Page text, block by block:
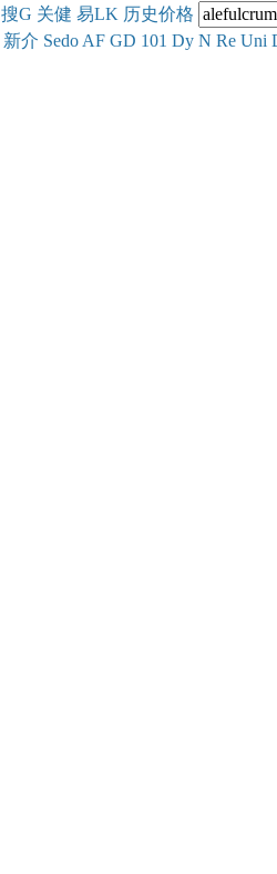
搜G 关健 易LK 历史价格
新介 Sedo AF GD 101 Dy N Re Uni